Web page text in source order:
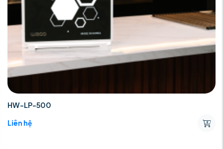
HW-LP-500
Liên hệ